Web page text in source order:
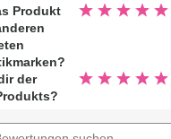
Produkt
Bewertung
5.0
der
Bewertung
5.0